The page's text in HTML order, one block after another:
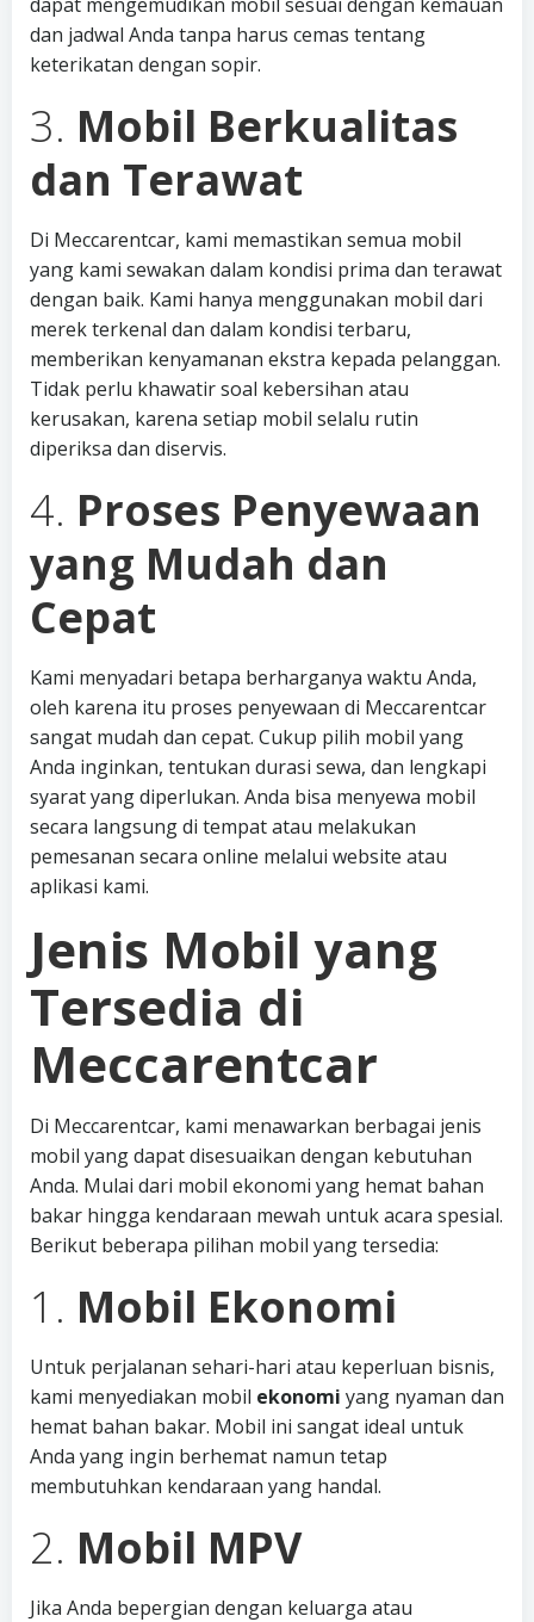
dan jadwal Anda tanpa harus cemas tentang
keterikatan dengan sopir.
3. Mobil Berkualitas
dan Terawat
Di Meccarentcar, kami memastikan semua mobil
yang kami sewakan dalam kondisi prima dan terawat
dengan baik. Kami hanya menggunakan mobil dari
merek terkenal dan dalam kondisi terbaru,
memberikan kenyamanan ekstra kepada pelanggan.
Tidak perlu khawatir soal kebersihan atau
kerusakan, karena setiap mobil selalu rutin
diperiksa dan diservis.
4. Proses Penyewaan
yang Mudah dan
Cepat
Kami menyadari betapa berharganya waktu Anda,
oleh karena itu proses penyewaan di Meccarentcar
sangat mudah dan cepat. Cukup pilih mobil yang
Anda inginkan, tentukan durasi sewa, dan lengkapi
syarat yang diperlukan. Anda bisa menyewa mobil
secara langsung di tempat atau melakukan
pemesanan secara online melalui website atau
aplikasi kami.
Jenis Mobil yang
Tersedia di
Meccarentcar
Di Meccarentcar, kami menawarkan berbagai jenis
mobil yang dapat disesuaikan dengan kebutuhan
Anda. Mulai dari mobil ekonomi yang hemat bahan
bakar hingga kendaraan mewah untuk acara spesial.
Berikut beberapa pilihan mobil yang tersedia:
1. Mobil Ekonomi
Untuk perjalanan sehari-hari atau keperluan bisnis,
kami menyediakan mobil ekonomi yang nyaman dan
hemat bahan bakar. Mobil ini sangat ideal untuk
Anda yang ingin berhemat namun tetap
membutuhkan kendaraan yang handal.
2. Mobil MPV
Jika Anda bepergian dengan keluarga atau